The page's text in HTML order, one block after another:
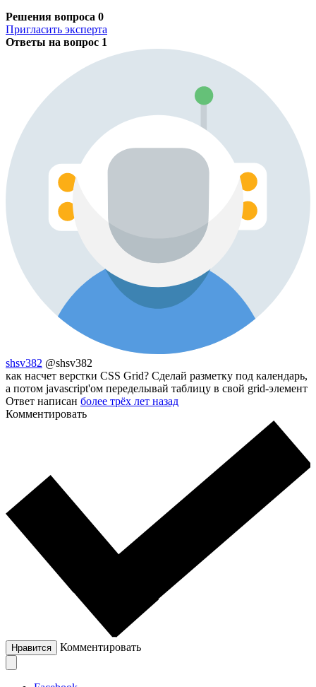
Решения вопроса 0
Пригласить эксперта
Ответы на вопрос 1
shsv382 @shsv382
как насчет верстки CSS Grid? Сделай разметку под календарь,
а потом javascript'ом переделывай таблицу в свой grid-элемент
Ответ написан более трёх лет назад
Комментировать
Нравится Комментировать